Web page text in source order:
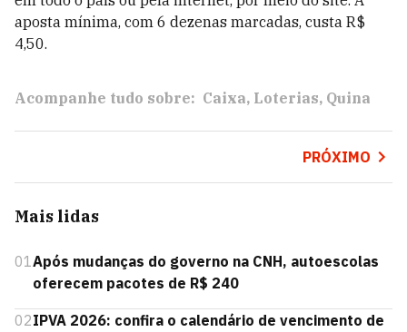
aposta mínima, com 6 dezenas marcadas, custa R$
4,50.
Acompanhe tudo sobre: Caixa Loterias Quina
PRÓXIMO
Mais lidas
01Após mudanças do governo na CNH, autoescolas
oferecem pacotes de R$ 240
02IPVA 2026: confira o calendário de vencimento de